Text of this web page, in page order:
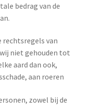
bedrag van de
rechtsregels van
niet gehouden tot
aard dan ook,
aan roeren
zowel bij de